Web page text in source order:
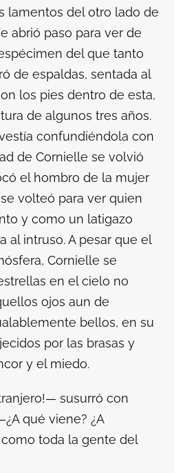
lamentos del otro lado de
abrió paso para ver de
del que tanto
de espaldas, sentada al
los pies dentro de esta,
de algunos tres años.
confundiéndola con
de Cornielle se volvió
el hombro de la mujer
volteó para ver quien
y como un latigazo
al intruso. A pesar que el
Cornielle se
en el cielo no
ojos aun de
bellos, en su
por las brasas y
y el miedo.
susurró con
qué viene? ¿A
toda la gente del